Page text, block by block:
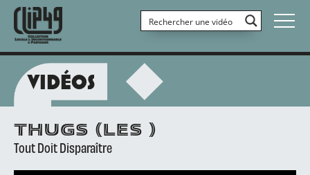
VIDÉOS
THUGS (LES )
Tout Doit Disparaître